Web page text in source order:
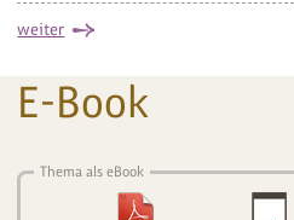
weiter
E-Book
Thema als eBook